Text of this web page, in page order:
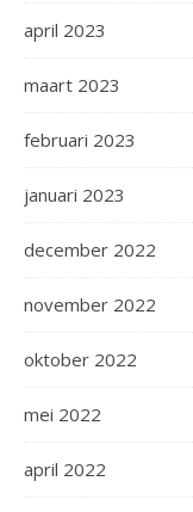
april 2023
maart 2023
februari 2023
januari 2023
december 2022
november 2022
oktober 2022
mei 2022
april 2022